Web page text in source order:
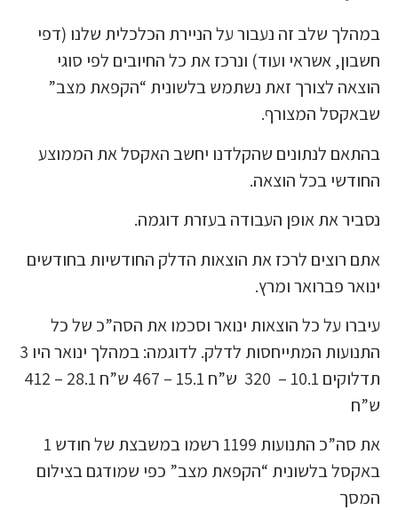
במהלך שלב זה נעבור על הניירת הכלכלית שלנו (דפי
חשבון, אשראי ועוד) ונרכז את כל החיובים לפי סוגי
הוצאה לצורך זאת נשתמש בלשונית “הקפאת מצב”
שבאקסל המצורף.
בהתאם לנתונים שהקלדנו יחשב האקסל את הממוצע
החודשי בכל הוצאה.
נסביר את אופן העבודה בעזרת דוגמה.
אתם רוצים לרכז את הוצאות הדלק החודשיות בחודשים
ינואר פברואר ומרץ.
עיברו על כל הוצאות ינואר וסכמו את הסה”כ של כל
התנועות המתייחסות לדלק. לדוגמה: במהלך ינואר היו 3
תדלוקים 10.1 – 320 ש”ח 15.1 – 467 ש”ח 28.1 – 412
ש”ח
את סה”כ התנועות 1199 רשמו במשבצת של חודש 1
באקסל בלשונית “הקפאת מצב” כפי שמודגם בצילום
המסך